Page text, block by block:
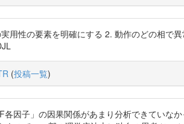
用性の要素を明確にする 2. 動作のどの相で
(投稿一覧)
因子」の因果関係があまり分析できていな